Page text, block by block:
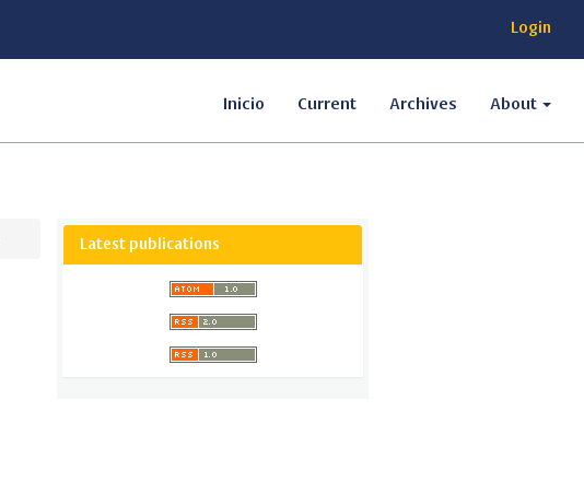
Login
Inicio Current Archives About
Latest publications